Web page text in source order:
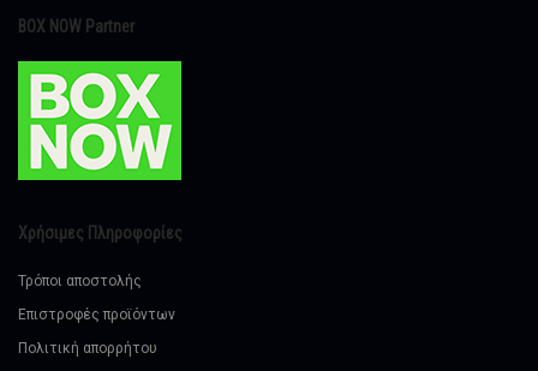
BOX NOW Partner
Χρήσιμες Πληροφορίες
Τρόποι αποστολής
Επιστροφές προϊόντων
Πολιτική απορρήτου